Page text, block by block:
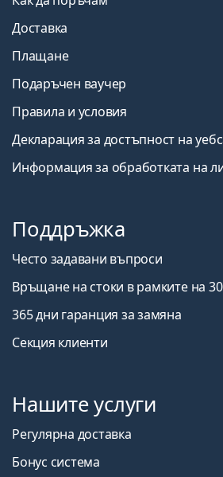
Доставка
Плащане
Подаръчен ваучер
Правила и условия
Декларация за достъпност на
Информация за обработката на
Поддръжка
Често задавани въпроси
Връщане на стоки в рамките на
365 дни гаранция за замяна
Секция клиенти
Нашите услуги
Регулярна доставка
Бонус система